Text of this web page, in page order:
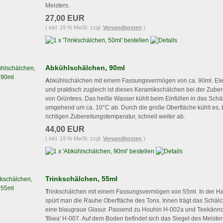
Meisters.
27,00 EUR
( inkl. 19 % MwSt. zzgl. Versandkosten )
Abkühlschälchen, 90ml
Abkühlschälchen mit einem Fassungsvermögen von ca. 90ml.
und praktisch zugleich ist dieses Keramikschälchen bei der
von Grüntees. Das heiße Wasser kühlt beim Einfüllen in das
umgehend um ca. 10°C ab. Durch die große Oberfläche kühlt es,
richtigen Zubereitungstemperatur, schnell weiter ab.
44,00 EUR
( inkl. 19 % MwSt. zzgl. Versandkosten )
Trinkschälchen, 55ml
Trinkschälchen mit einem Fassungsvermögen von 55ml. In der
spürt man die Rauhe Oberfläche des Tons. Innen trägt das
eine blaugraue Glasur. Passend zu Houhin H-002a und
'Biwa' H-007. Auf dem Boden befindet sich das Siegel des